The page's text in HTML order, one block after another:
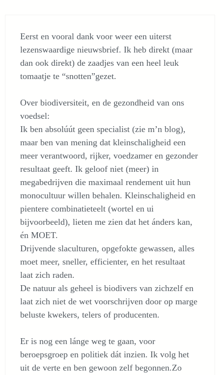
Eerst en vooral dank voor weer een uiterst
lezenswaardige nieuwsbrief. Ik heb direkt (maar
dan ook direkt) de zaadjes van een heel leuk
tomaatje te “snotten”gezet.
Over biodiversiteit, en de gezondheid van ons
voedsel:
Ik ben absolúút geen specialist (zie m’n blog),
maar ben van mening dat kleinschaligheid een
meer verantwoord, rijker, voedzamer en gezonder
resultaat geeft. Ik geloof niet (meer) in
megabedrijven die maximaal rendement uit hun
monocultuur willen behalen. Kleinschaligheid en
pientere combinatieteelt (wortel en ui
bijvoorbeeld), lieten me zien dat het ánders kan,
én MOET.
Drijvende slaculturen, opgefokte gewassen, alles
moet meer, sneller, efficienter, en het resultaat
laat zich raden.
De natuur als geheel is biodivers van zichzelf en
laat zich niet de wet voorschrijven door op marge
beluste kwekers, telers of producenten.
Er is nog een lánge weg te gaan, voor
beroepsgroep en politiek dát inzien. Ik volg het
uit de verte en ben gewoon zelf begonnen.Zo